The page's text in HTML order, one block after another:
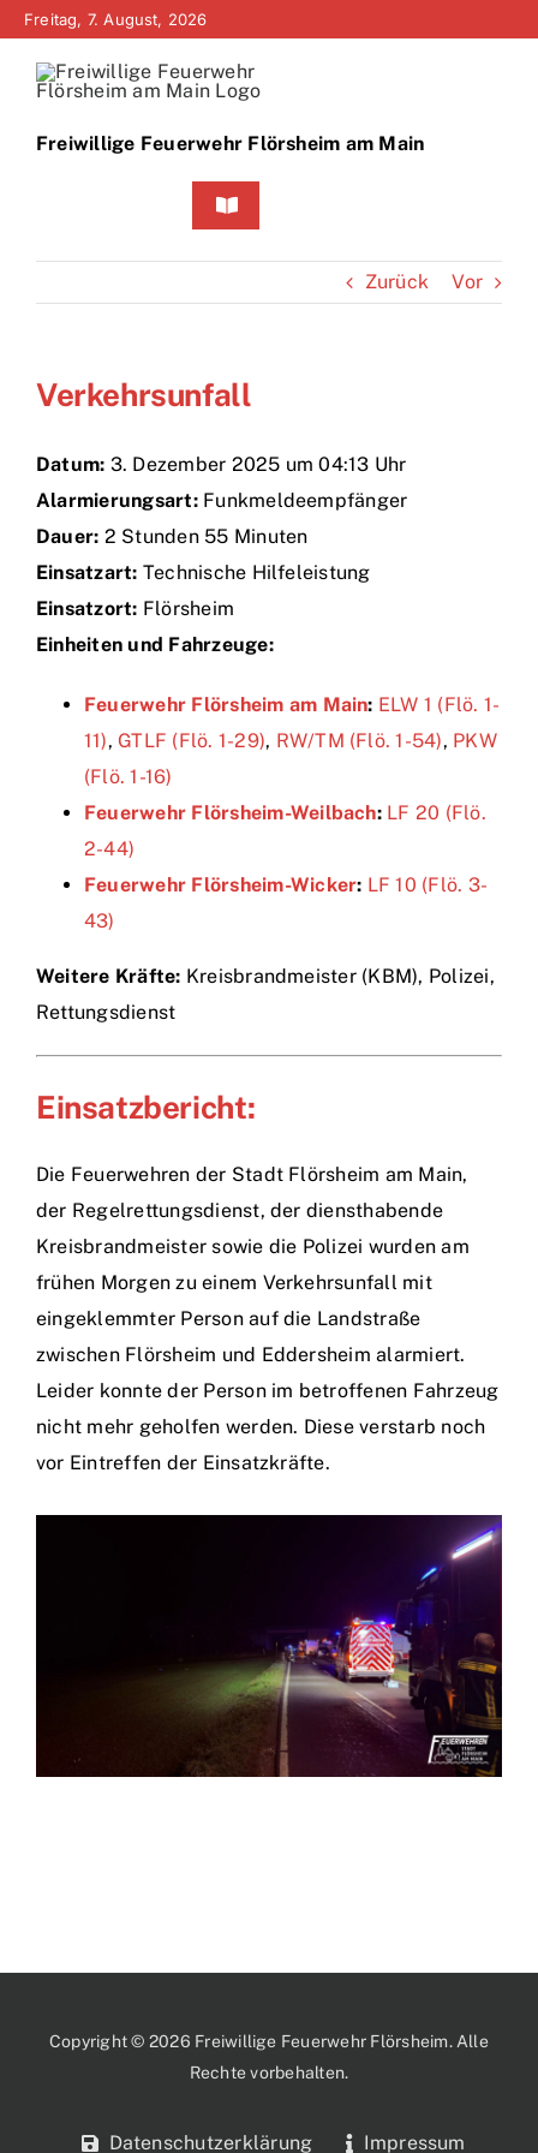
Zum
springen
Freitag, 7. August, 2026
Freiwillige Feuerwehr Flörsheim am Main
Toggle
Home
Bürgerinfo
Über uns
Technik
Zurück Vor
Verkehrsunfall
Datum: 3. Dezember 2025 um 04:13 Uhr
Alarmierungsart:Funkmeldeempfänger
Dauer: 2 Stunden 55 Minuten
Einsatzart: Technische Hilfeleistung
Einsatzort: Flörsheim
Einheiten und Fahrzeuge:
Feuerwehr Flörsheim am Main: ELW 1 (Flö. 1-
11), GTLF (Flö. 1-29), RW/TM (Flö. 1-54), PKW
(Flö. 1-16)
Feuerwehr Flörsheim-Weilbach: LF 20 (Flö.
2-44)
Feuerwehr Flörsheim-Wicker: LF 10 (Flö. 3-
43)
Weitere Kräfte: Kreisbrandmeister (KBM), Polizei,
Rettungsdienst
Einsatzbericht:
Die Feuerwehren der Stadt Flörsheim am Main,
der Regelrettungsdienst, der diensthabende
Kreisbrandmeister sowie die Polizei wurden am
frühen Morgen zu einem Verkehrsunfall mit
eingeklemmter Person auf die Landstraße
zwischen Flörsheim und Eddersheim alarmiert.
Leider konnte der Person im betroffenen Fahrzeug
nicht mehr geholfen werden. Diese verstarb noch
vor Eintreffen der Einsatzkräfte.
Copyright © 2026 Freiwillige Feuerwehr Flörsheim. Alle
Rechte vorbehalten.
Datenschutzerklärung Impressum